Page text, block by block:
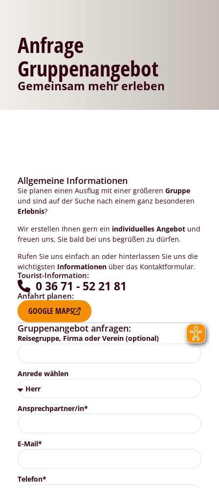
Anfrage
Gruppenangebot
Gemeinsam mehr erleben
Allgemeine Informationen
Sie planen einen Ausflug mit einer größeren Gruppe
und sind auf der Suche nach einem ganz besonderen
Erlebnis?
Wir erstellen Ihnen gern ein individuelles Angebotund
freuen uns, Sie bald bei uns begrüßen zu dürfen.
Rufen Sie uns einfach an oder hinterlassen Sie uns die
wichtigsten Informationenüber das Kontaktformular.
Tourist-Information:
0 36 71 - 52 21 81
Anfahrt planen:
GOOGLE MAPS
Gruppenangebot anfragen:
Reisegruppe, Firma oder Verein (optional)
Anrede wählen
Ansprechpartner/in*
E-Mail*
Telefon*